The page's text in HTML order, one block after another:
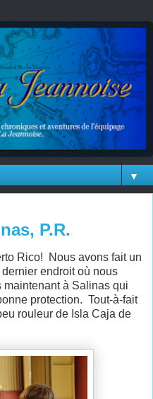
▼
P.R.
Rico! Nous avons fait un
endroit où nous
à Salinas qui
protection. Tout-à-fait
rouleur de Isla Caja de